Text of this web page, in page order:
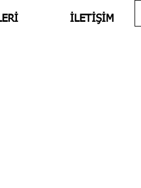
İLETİŞİM